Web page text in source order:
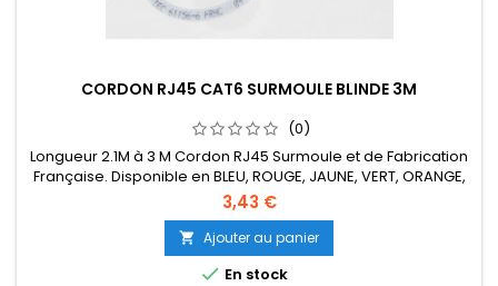
CORDON RJ45 CAT6 SURMOULE BLINDE 3M
(0)
Longueur 2.1M à 3 M Cordon RJ45 Surmoule et de Fabrication
Française. Disponible en BLEU, ROUGE, JAUNE, VERT, ORANGE,
NOIR, VIOLET.
3,43 €
 Ajouter au panier
 En stock